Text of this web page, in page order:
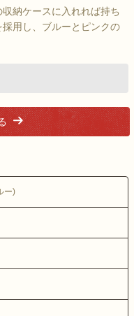
納ケースに入れれば持ち
用し、ブルーとピンクの
ー)